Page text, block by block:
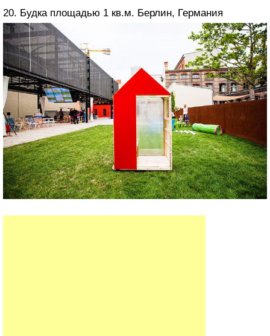
20. Будка площадью 1 кв.м. Берлин, Германия